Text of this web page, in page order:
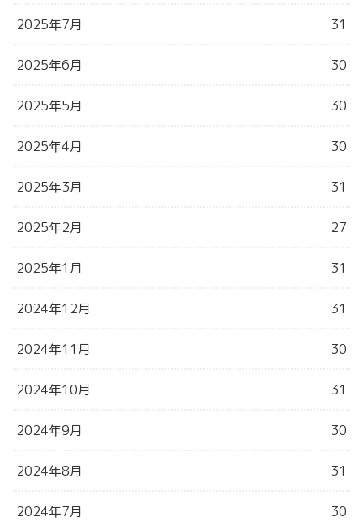
2025年7月 31
2025年6月 30
2025年5月 30
2025年4月 30
2025年3月 31
2025年2月 27
2025年1月 31
2024年12月 31
2024年11月 30
2024年10月 31
2024年9月 30
2024年8月 31
2024年7月 30